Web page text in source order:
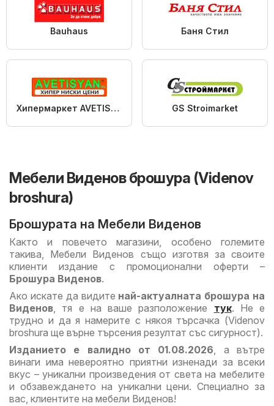
Bauhaus Баня Стил
Хипермаркет AVETISYAN GS Stroimarket
Мебели Виденов брошура (Videnov
broshura)
Брошурата на Мебели Виденов
Както и повечето магазини, особено големите
такива, Мебели Виденов също изготвя за своите
клиенти издание с промоционални оферти –
Брошура Виденов.
Ако искате да видите най-актуалната брошура на
Виденов, тя е на ваше разположение тук. Не е
трудно и да я намерите с някоя търсачка (Videnov
broshura ще върне търсения резултат със сигурност).
Изданието е валидно от 01.08.2026, а вътре
винаги има невероятно приятни изненади за всеки
вкус – уникални произведения от света на мебелите
и обзавеждането на уникални цени. Специално за
вас, клиентите на мебели Виденов!